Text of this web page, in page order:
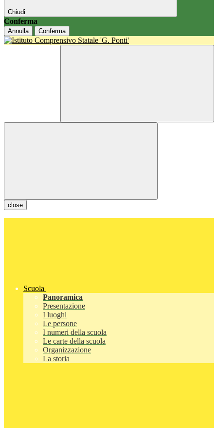
Chiudi
Conferma
Annulla Conferma
close
Scuola
Panoramica
Presentazione
I luoghi
Le persone
I numeri della scuola
Le carte della scuola
Organizzazione
La storia